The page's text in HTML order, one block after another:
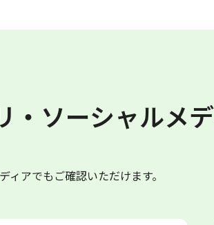
・ソーシャルメ
アでもご確認いただけます。